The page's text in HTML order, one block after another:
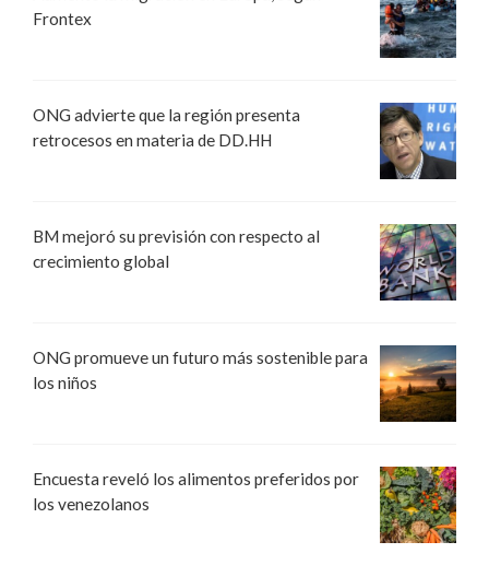
Frontex
ONG advierte que la región presenta
retrocesos en materia de DD.HH
BM mejoró su previsión con respecto al
crecimiento global
ONG promueve un futuro más sostenible para
los niños
Encuesta reveló los alimentos preferidos por
los venezolanos